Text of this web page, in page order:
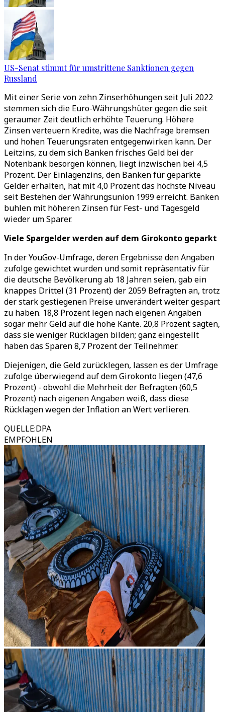
US-Senat stimmt für umstrittene Sanktionen gegen
Russland
Mit einer Serie von zehn Zinserhöhungen seit Juli 2022
stemmen sich die Euro-Währungshüter gegen die seit
geraumer Zeit deutlich erhöhte Teuerung. Höhere
Zinsen verteuern Kredite, was die Nachfrage bremsen
und hohen Teuerungsraten entgegenwirken kann. Der
Leitzins, zu dem sich Banken frisches Geld bei der
Notenbank besorgen können, liegt inzwischen bei 4,5
Prozent. Der Einlagenzins, den Banken für geparkte
Gelder erhalten, hat mit 4,0 Prozent das höchste Niveau
seit Bestehen der Währungsunion 1999 erreicht. Banken
buhlen mit höheren Zinsen für Fest- und Tagesgeld
wieder um Sparer.
Viele Spargelder werden auf dem Girokonto geparkt
In der YouGov-Umfrage, deren Ergebnisse den Angaben
zufolge gewichtet wurden und somit repräsentativ für
die deutsche Bevölkerung ab 18 Jahren seien, gab ein
knappes Drittel (31 Prozent) der 2059 Befragten an, trotz
der stark gestiegenen Preise unverändert weiter gespart
zu haben. 18,8 Prozent legen nach eigenen Angaben
sogar mehr Geld auf die hohe Kante. 20,8 Prozent sagten,
dass sie weniger Rücklagen bilden; ganz eingestellt
haben das Sparen 8,7 Prozent der Teilnehmer.
Diejenigen, die Geld zurücklegen, lassen es der Umfrage
zufolge überwiegend auf dem Girokonto liegen (47,6
Prozent) - obwohl die Mehrheit der Befragten (60,5
Prozent) nach eigenen Angaben weiß, dass diese
Rücklagen wegen der Inflation an Wert verlieren.
QUELLE:DPA
EMPFOHLEN